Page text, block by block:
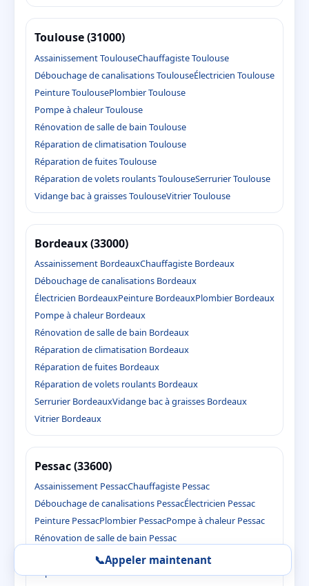
Toulouse (31000)
Assainissement ToulouseChauffagiste Toulouse
Débouchage de canalisations ToulouseÉlectricien Toulouse
Peinture ToulousePlombier Toulouse
Pompe à chaleur Toulouse
Rénovation de salle de bain Toulouse
Réparation de climatisation Toulouse
Réparation de fuites Toulouse
Réparation de volets roulants ToulouseSerrurier Toulouse
Vidange bac à graisses ToulouseVitrier Toulouse
Bordeaux (33000)
Assainissement BordeauxChauffagiste Bordeaux
Débouchage de canalisations Bordeaux
Électricien BordeauxPeinture BordeauxPlombier Bordeaux
Pompe à chaleur Bordeaux
Rénovation de salle de bain Bordeaux
Réparation de climatisation Bordeaux
Réparation de fuites Bordeaux
Réparation de volets roulants Bordeaux
Serrurier BordeauxVidange bac à graisses Bordeaux
Vitrier Bordeaux
Pessac (33600)
Assainissement PessacChauffagiste Pessac
Débouchage de canalisations PessacÉlectricien Pessac
Peinture PessacPlombier PessacPompe à chaleur Pessac
Rénovation de salle de bain Pessac
Réparation de climatisation Pessac
Réparation de fuites Pessac
📞Appeler maintenant